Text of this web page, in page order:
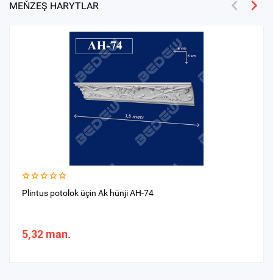
MEŇZEŞ HARYTLAR
Plintus potolok üçin Ak hünji AH-74
5,32 man.